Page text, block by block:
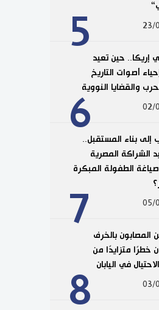
5
23/
6
إريكا.. حين تعيد
أصوات التاريخ
والقضايا النووية
02/
7
إلى بناء المستقبل..
الشراكة المصرية
صياغة الطفولة المبكرة
05/
8
المصابون بالخرف
خطرًا متزايدًا من
في اليابان
03/